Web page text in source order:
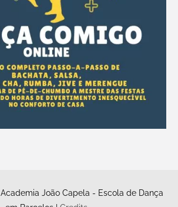
Academia João Capela - Escola de Dança